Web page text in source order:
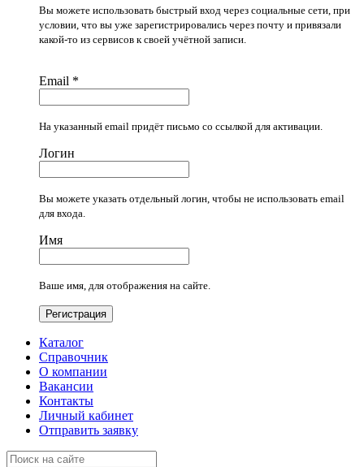
Вы можете использовать быстрый вход через социальные сети, при
условии, что вы уже зарегистрировались через почту и привязали
какой-то из сервисов к своей учётной записи.
Email *
На указанный email придёт письмо со ссылкой для активации.
Логин
Вы можете указать отдельный логин, чтобы не использовать email
для входа.
Имя
Ваше имя, для отображения на сайте.
Регистрация
Каталог
Справочник
О компании
Вакансии
Контакты
Личный кабинет
Отправить заявку